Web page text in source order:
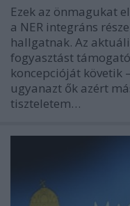
Ezek az önmagukat
a NER integráns
hallgatnak. Az
fogyasztást
koncepcióját követik
ugyanazt ők azért
tiszteletem…